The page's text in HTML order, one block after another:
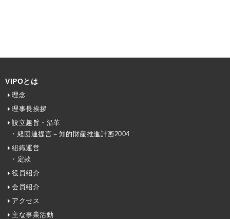
VIPOとは
理念
理事長挨拶
設立趣旨・沿革
・経団連提言－知的財産推進計画2004
組織運営
・定款
役員紹介
会員紹介
アクセス
主な事業活動